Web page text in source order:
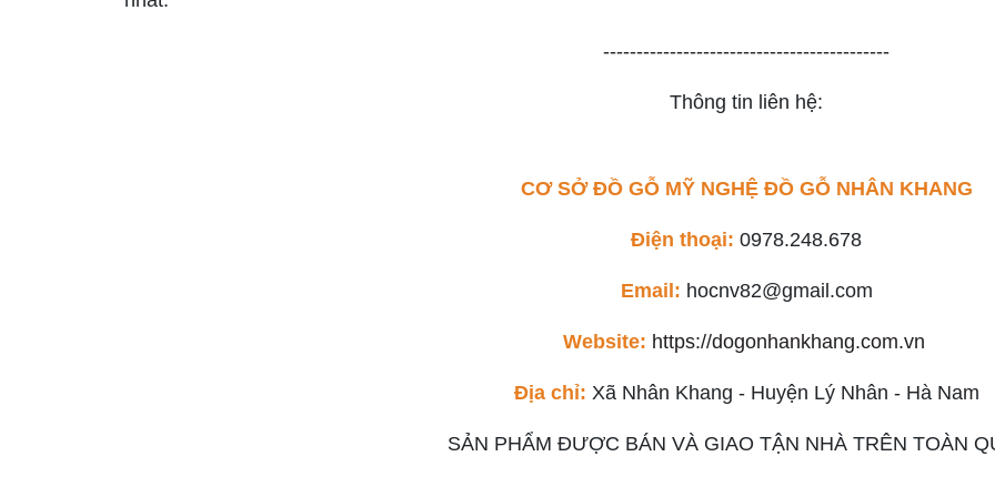
-------------------------------------------
Thông tin liên hệ:
CƠ SỞ ĐỒ GỖ MỸ NGHỆ ĐỒ GỖ NHÂN KHANG
Điện thoại: 0978.248.678
Email: hocnv82@gmail.com
Website: https://dogonhankhang.com.vn
Địa chỉ: Xã Nhân Khang - Huyện Lý Nhân - Hà Nam
SẢN PHẨM ĐƯỢC BÁN VÀ GIAO TẬN NHÀ TRÊN TOÀN